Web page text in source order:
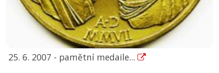
25. 6. 2007 - pamětní medaile...